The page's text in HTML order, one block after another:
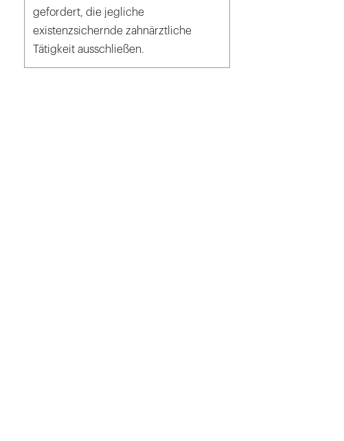
gefordert, die jegliche
existenzsichernde zahnärztliche
Tätigkeit ausschließen.